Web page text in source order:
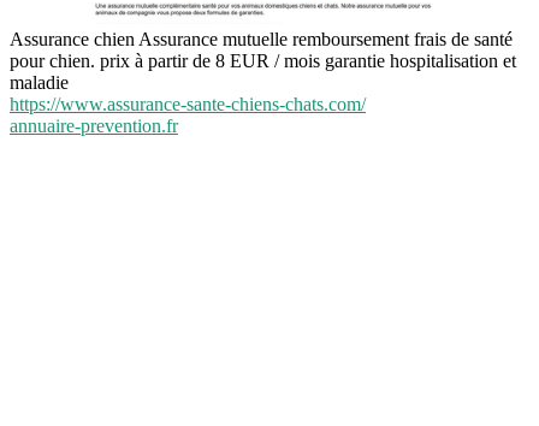
Assurance chien Assurance mutuelle remboursement frais de santé
pour chien. prix à partir de 8 EUR / mois garantie hospitalisation et
maladie
https://www.assurance-sante-chiens-chats.com/
annuaire-prevention.fr